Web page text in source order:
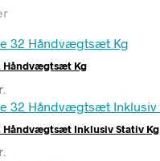
Håndvægtsæt Kg
Håndvægtsæt Inklusiv Stativ Kg